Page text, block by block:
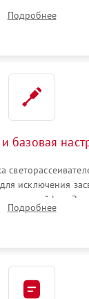
памяти
Подробнее
базовая
исключения
шлейфов.
Подробнее